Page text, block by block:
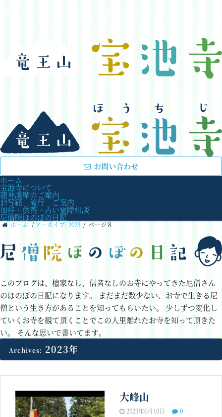
お問い合わせ
ホーム
宝池寺について
龍神護摩のご案内
お写経 滝行 ご案内
加持・供養・占い霊障相談
尼僧院ほのぼの日記
ホーム / アーカイブ: 2023 / ページ 8
このブログは、檀家なし、信者なしのお寺にやってきた尼僧さん
のほのぼの日記になります。 まだまだ数少ない、お寺で生きる尼
僧という生き方があることを知ってもらいたい。
少しずつ変化し
ていくお寺を観て頂くことでこの人里離れたお寺を知って頂きた
い。 そんな思いで書いてます。
Archives: 2023年
大峰山
2023年6月10日 0